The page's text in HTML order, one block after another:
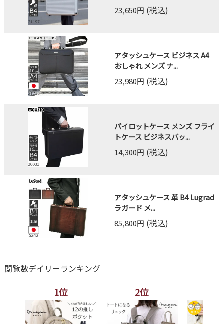
23,650円 (税込)
アタッシュケース ビジネス A4
おしゃれ メンズ ナ...
23,980円 (税込)
パイロットケース メンズ フライ
トケース ビジネスバッ...
14,300円 (税込)
アタッシュケース 革 B4 Lugrad
ラガード メ...
85,800円 (税込)
閲覧数デイリーランキング
1位 2位